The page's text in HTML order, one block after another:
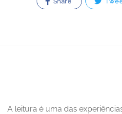
A leitura é uma das